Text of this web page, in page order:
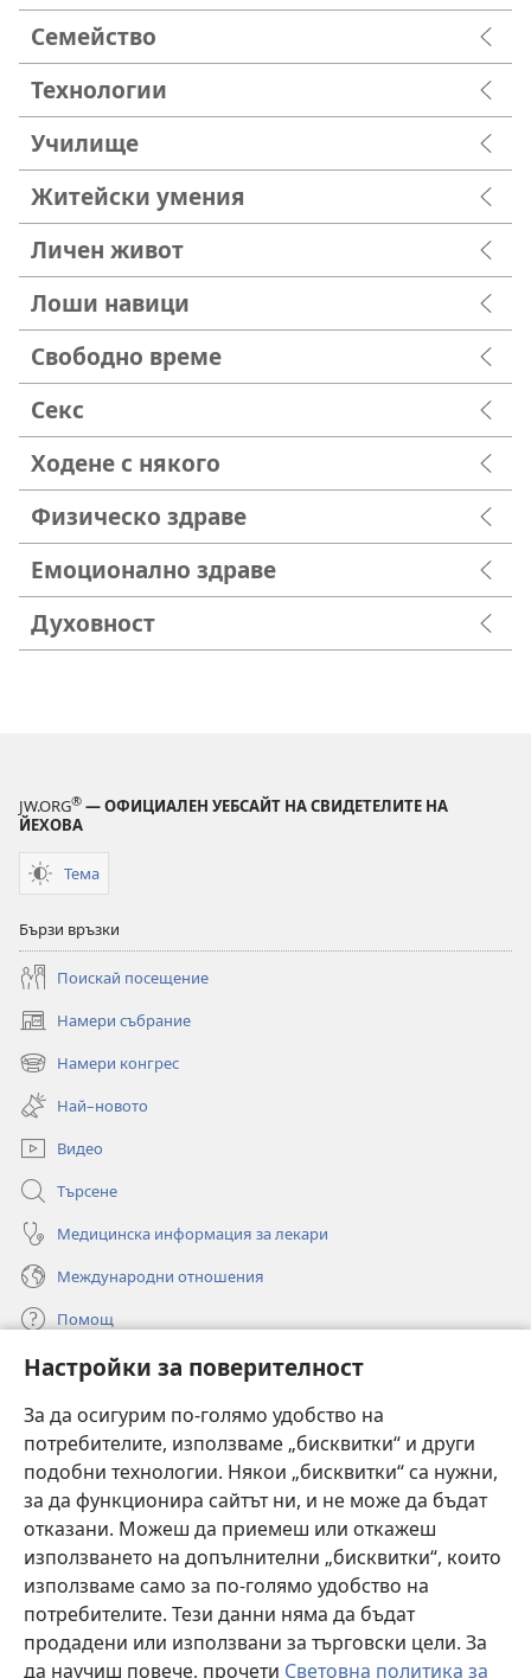
Настройки за поверителност
За да осигурим по-голямо удобство на
потребителите, използваме „бисквитки“ и други
подобни технологии. Някои „бисквитки“ са нужни,
за да функционира сайтът ни, и не може да бъдат
отказани. Можеш да приемеш или откажеш
използването на допълнителни „бисквитки“, които
използваме само за по-голямо удобство на
потребителите. Тези данни няма да бъдат
продадени или използвани за търговски цели. За
да научиш повече, прочети Световна политика за
Семейство
Технологии
Училище
Житейски умения
Личен живот
Лоши навици
Свободно време
Секс
Ходене с някого
Физическо здраве
Емоционално здраве
Духовност
JW.ORG® — ОФИЦИАЛЕН УЕБСАЙТ НА СВИДЕТЕЛИТЕ НА
ЙЕХОВА
Тема
Бързи връзки
Поискай посещение
Намери събрание
(отваря
нов
прозорец)
Намери конгрес
(отваря
нов
прозорец)
Най–новото
Видео
Търсене
Медицинска информация за лекари
Международни отношения
Помощ
Дарения
нов
прозорец)ОНЛАЙН БИБЛИОТЕКА „Стражева кула“
(отваря
нов
прозорец)
JW Hub
(отваря
нов
прозорец)JW Library
Watchtower Library ®